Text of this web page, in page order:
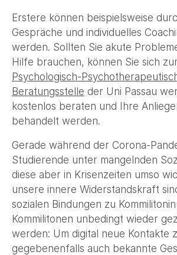
Erstere können beispielsweise
Gespräche und individuelles
werden. Sollten Sie akute
Hilfe brauchen, können Sie sich
Psychologisch-
Beratungsstelle der Uni Passau
kostenlos beraten und Ihre
behandelt werden.
Gerade während der Corona-
Studierende unter mangelnden
diese aber in Krisenzeiten umso
unsere innere Widerstandskraft
sozialen Bindungen zu
Kommilitonen unbedingt wieder
werden: Um digital neue Kontakte
gegebenenfalls auch bekannte